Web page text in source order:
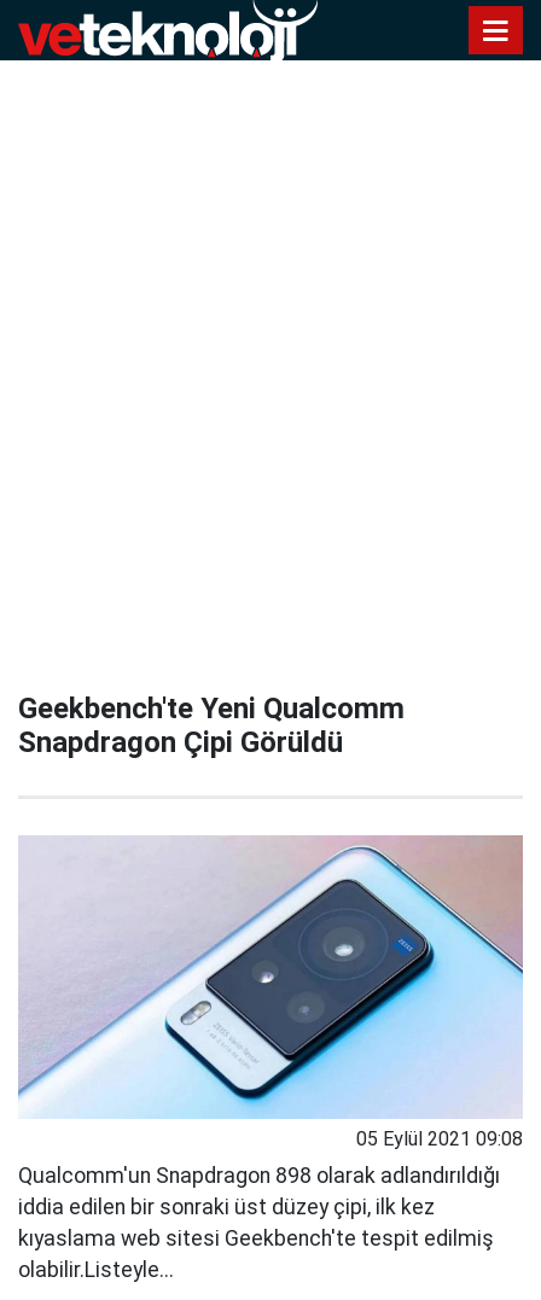
Geekbench'te Yeni Qualcomm
Snapdragon Çipi Görüldü
05 Eylül 2021 09:08
Qualcomm'un Snapdragon 898 olarak adlandırıldığı
iddia edilen bir sonraki üst düzey çipi, ilk kez
kıyaslama web sitesi Geekbench'te tespit edilmiş
olabilir.Listeyle...